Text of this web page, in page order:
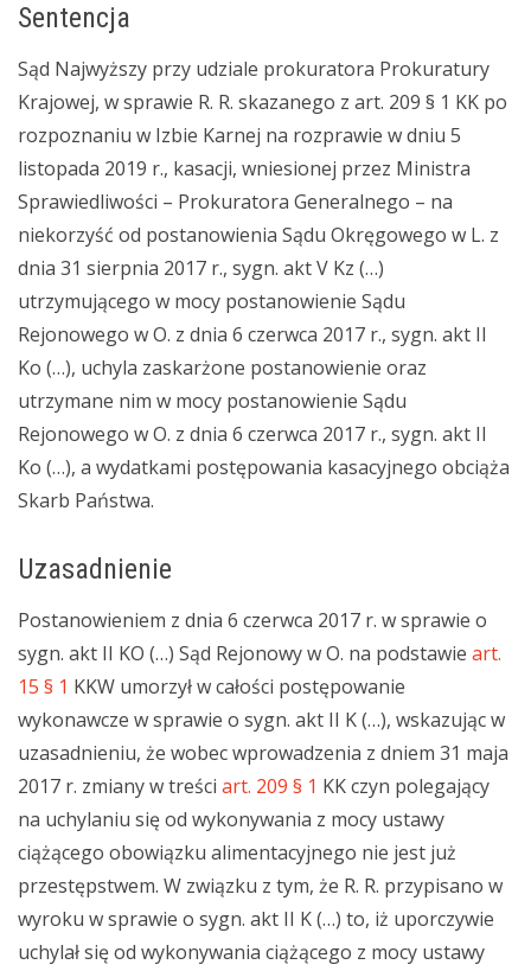
Sentencja
Sąd Najwyższy przy udziale prokuratora Prokuratury
Krajowej, w sprawie R. R. skazanego z art. 209 § 1 KK po
rozpoznaniu w Izbie Karnej na rozprawie w dniu 5
listopada 2019 r., kasacji, wniesionej przez Ministra
Sprawiedliwości – Prokuratora Generalnego – na
niekorzyść od postanowienia Sądu Okręgowego w L. z
dnia 31 sierpnia 2017 r., sygn. akt V Kz (…)
utrzymującego w mocy postanowienie Sądu
Rejonowego w O. z dnia 6 czerwca 2017 r., sygn. akt II
Ko (…), uchyla zaskarżone postanowienie oraz
utrzymane nim w mocy postanowienie Sądu
Rejonowego w O. z dnia 6 czerwca 2017 r., sygn. akt II
Ko (…), a wydatkami postępowania kasacyjnego obciąża
Skarb Państwa.
Uzasadnienie
Postanowieniem z dnia 6 czerwca 2017 r. w sprawie o
sygn. akt II KO (…) Sąd Rejonowy w O. na podstawie art.
15 § 1 KKW umorzył w całości postępowanie
wykonawcze w sprawie o sygn. akt II K (…), wskazując w
uzasadnieniu, że wobec wprowadzenia z dniem 31 maja
2017 r. zmiany w treści art. 209 § 1 KK czyn polegający
na uchylaniu się od wykonywania z mocy ustawy
ciążącego obowiązku alimentacyjnego nie jest już
przestępstwem. W związku z tym, że R. R. przypisano w
wyroku w sprawie o sygn. akt II K (…) to, iż uporczywie
uchylał się od wykonywania ciążącego z mocy ustawy